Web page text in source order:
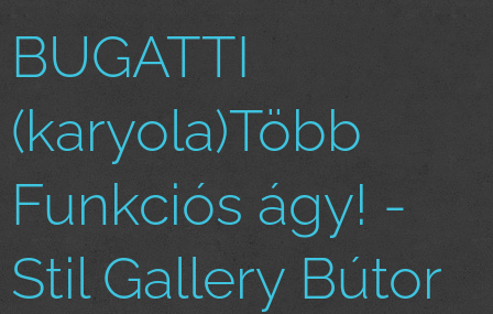
BUGATTI
(karyola)Több
Funkciós ágy! -
Stil Gallery Bútor